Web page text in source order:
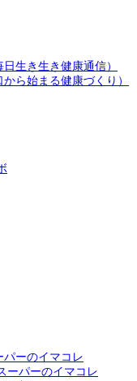
生き生き健康通信）
ら始まる健康づくり）
パーのイマコレ
ーパーのイマコレ